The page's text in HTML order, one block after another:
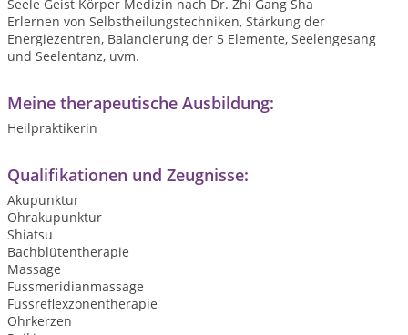
Seele Geist Körper Medizin nach Dr. Zhi Gang Sha
Erlernen von Selbstheilungstechniken, Stärkung der
Energiezentren, Balancierung der 5 Elemente, Seelengesang
und Seelentanz, uvm.
Meine therapeutische Ausbildung:
Heilpraktikerin
Qualifikationen und Zeugnisse:
Akupunktur
Ohrakupunktur
Shiatsu
Bachblütentherapie
Massage
Fussmeridianmassage
Fussreflexzonentherapie
Ohrkerzen